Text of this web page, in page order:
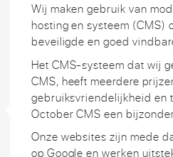
Wij maken gebruik van
hosting en systeem (CMS)
beveiligde en goed
Het CMS-systeem dat wij
CMS, heeft meerdere
gebruiksvriendelijkheid en
October CMS een
Onze websites zijn mede
op Google en werken